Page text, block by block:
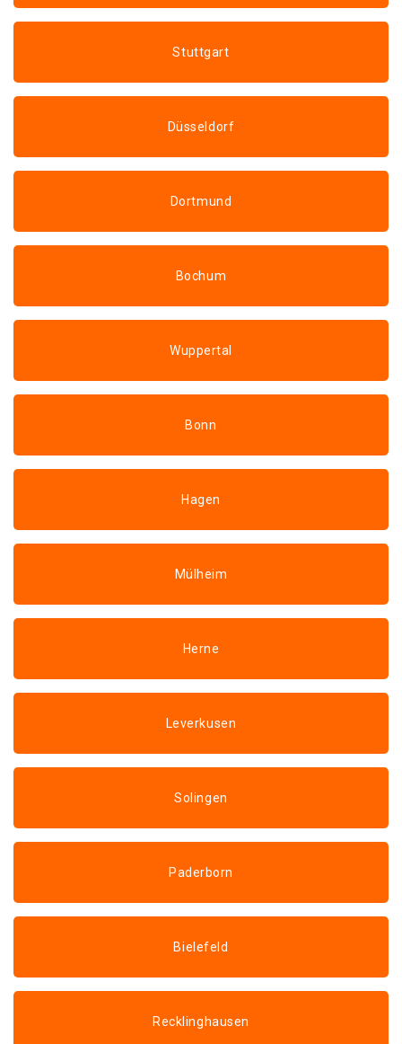
Stuttgart
Düsseldorf
Dortmund
Bochum
Wuppertal
Bonn
Hagen
Mülheim
Herne
Leverkusen
Solingen
Paderborn
Bielefeld
Recklinghausen